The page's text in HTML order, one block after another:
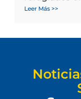
Leer Más >>